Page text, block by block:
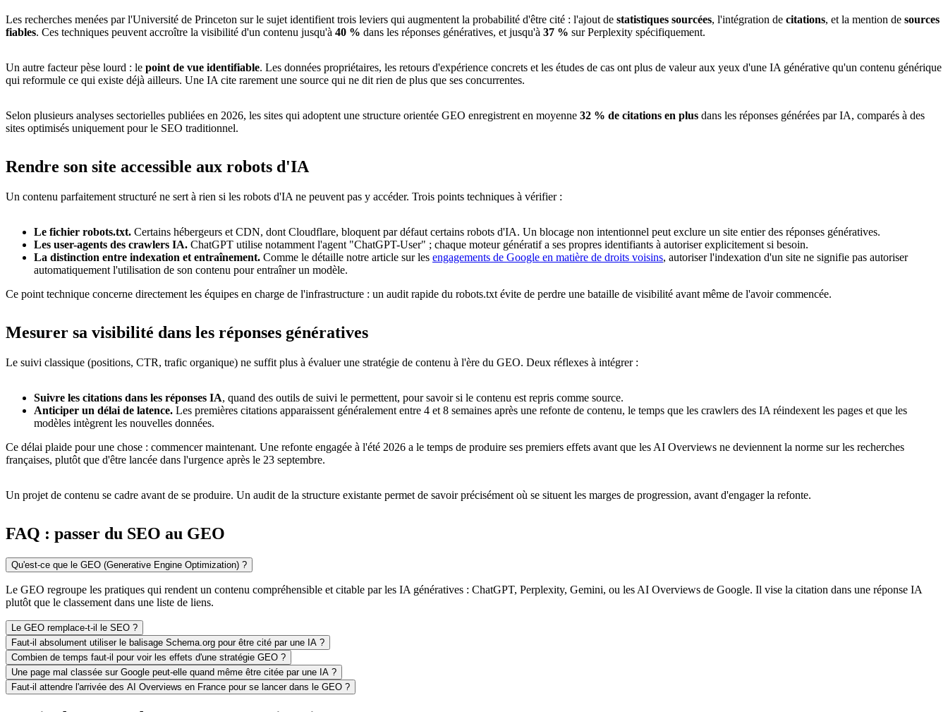
Les recherches menées par l'Université de Princeton sur le sujet identifient trois leviers qui augmentent la probabilité d'être cité : l'ajout de statistiques sourcées, l'intégration de citations, et la mention de sources
fiables. Ces techniques peuvent accroître la visibilité d'un contenu jusqu'à 40 % dans les réponses génératives, et jusqu'à 37 % sur Perplexity spécifiquement.
Un autre facteur pèse lourd : le point de vue identifiable. Les données propriétaires, les retours d'expérience concrets et les études de cas ont plus de valeur aux yeux d'une IA générative qu'un contenu générique
qui reformule ce qui existe déjà ailleurs. Une IA cite rarement une source qui ne dit rien de plus que ses concurrentes.
Selon plusieurs analyses sectorielles publiées en 2026, les sites qui adoptent une structure orientée GEO enregistrent en moyenne 32 % de citations en plus dans les réponses générées par IA, comparés à des
sites optimisés uniquement pour le SEO traditionnel.
Rendre son site accessible aux robots d'IA
Un contenu parfaitement structuré ne sert à rien si les robots d'IA ne peuvent pas y accéder. Trois points techniques à vérifier :
Le fichier robots.txt. Certains hébergeurs et CDN, dont Cloudflare, bloquent par défaut certains robots d'IA. Un blocage non intentionnel peut exclure un site entier des réponses génératives.
Les user-agents des crawlers IA. ChatGPT utilise notamment l'agent "ChatGPT-User" ; chaque moteur génératif a ses propres identifiants à autoriser explicitement si besoin.
La distinction entre indexation et entraînement. Comme le détaille notre article sur les engagements de Google en matière de droits voisins, autoriser l'indexation d'un site ne signifie pas autoriser
automatiquement l'utilisation de son contenu pour entraîner un modèle.
Ce point technique concerne directement les équipes en charge de l'infrastructure : un audit rapide du robots.txt évite de perdre une bataille de visibilité avant même de l'avoir commencée.
Mesurer sa visibilité dans les réponses génératives
Le suivi classique (positions, CTR, trafic organique) ne suffit plus à évaluer une stratégie de contenu à l'ère du GEO. Deux réflexes à intégrer :
Suivre les citations dans les réponses IA, quand des outils de suivi le permettent, pour savoir si le contenu est repris comme source.
Anticiper un délai de latence. Les premières citations apparaissent généralement entre 4 et 8 semaines après une refonte de contenu, le temps que les crawlers des IA réindexent les pages et que les
modèles intègrent les nouvelles données.
Ce délai plaide pour une chose : commencer maintenant. Une refonte engagée à l'été 2026 a le temps de produire ses premiers effets avant que les AI Overviews ne deviennent la norme sur les recherches
françaises, plutôt que d'être lancée dans l'urgence après le 23 septembre.
Un projet de contenu se cadre avant de se produire. Un audit de la structure existante permet de savoir précisément où se situent les marges de progression, avant d'engager la refonte.
FAQ : passer du SEO au GEO
Qu'est-ce que le GEO (Generative Engine Optimization) ?
Le GEO regroupe les pratiques qui rendent un contenu compréhensible et citable par les IA génératives : ChatGPT, Perplexity, Gemini, ou les AI Overviews de Google. Il vise la citation dans une réponse IA
plutôt que le classement dans une liste de liens.
Le GEO remplace-t-il le SEO ?
Faut-il absolument utiliser le balisage Schema.org pour être cité par une IA ?
Combien de temps faut-il pour voir les effets d'une stratégie GEO ?
Une page mal classée sur Google peut-elle quand même être citée par une IA ?
Faut-il attendre l'arrivée des AI Overviews en France pour se lancer dans le GEO ?